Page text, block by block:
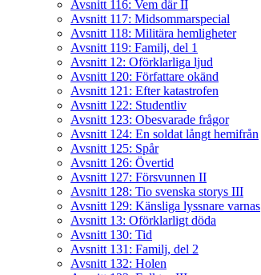
Avsnitt 116: Vem där II
Avsnitt 117: Midsommarspecial
Avsnitt 118: Militära hemligheter
Avsnitt 119: Familj, del 1
Avsnitt 12: Oförklarliga ljud
Avsnitt 120: Författare okänd
Avsnitt 121: Efter katastrofen
Avsnitt 122: Studentliv
Avsnitt 123: Obesvarade frågor
Avsnitt 124: En soldat långt hemifrån
Avsnitt 125: Spår
Avsnitt 126: Övertid
Avsnitt 127: Försvunnen II
Avsnitt 128: Tio svenska storys III
Avsnitt 129: Känsliga lyssnare varnas
Avsnitt 13: Oförklarligt döda
Avsnitt 130: Tid
Avsnitt 131: Familj, del 2
Avsnitt 132: Holen